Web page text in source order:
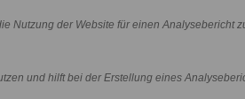
Nutzung der Website für einen Analysebericht
und hilft bei der Erstellung eines